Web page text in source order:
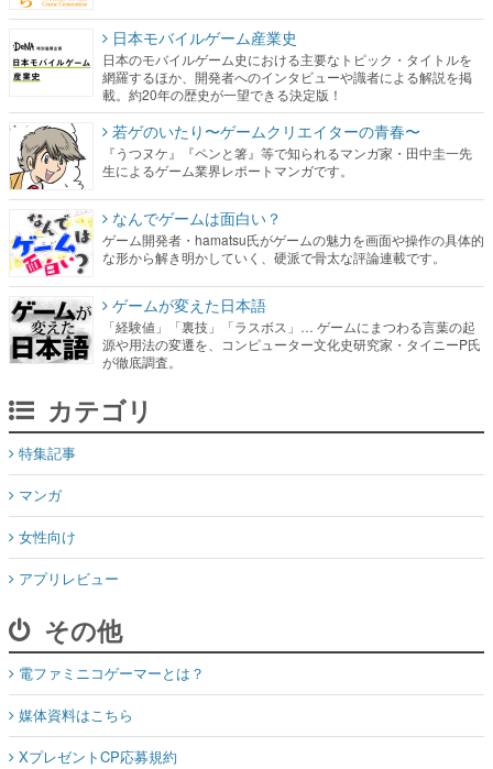
日本モバイルゲーム産業史
日本のモバイルゲーム史における主要なトピック・タイトルを
網羅するほか、開発者へのインタビューや識者による解説を掲
載。約20年の歴史が一望できる決定版！
若ゲのいたり〜ゲームクリエイターの青春〜
『うつヌケ』『ペンと箸』等で知られるマンガ家・田中圭一先
生によるゲーム業界レポートマンガです。
なんでゲームは面白い？
ゲーム開発者・hamatsu氏がゲームの魅力を画面や操作の具体的
な形から解き明かしていく、硬派で骨太な評論連載です。
ゲームが変えた日本語
「経験値」「裏技」「ラスボス」… ゲームにまつわる言葉の起
源や用法の変遷を、コンピューター文化史研究家・タイニーP氏
が徹底調査。
カテゴリ
特集記事
マンガ
女性向け
アプリレビュー
その他
電ファミニコゲーマーとは？
媒体資料はこちら
XプレゼントCP応募規約